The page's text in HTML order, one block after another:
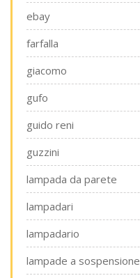
ebay
farfalla
giacomo
gufo
guido reni
guzzini
lampada da parete
lampadari
lampadario
lampade a sospensione